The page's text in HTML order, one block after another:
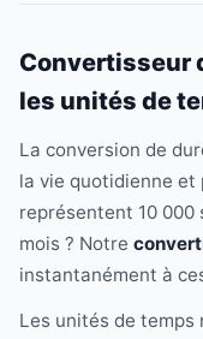
Convertisseur
les unités de
La conversion de
la vie quotidienne et
représentent 10 000
mois ? Notre
instantanément à
Les unités de temps